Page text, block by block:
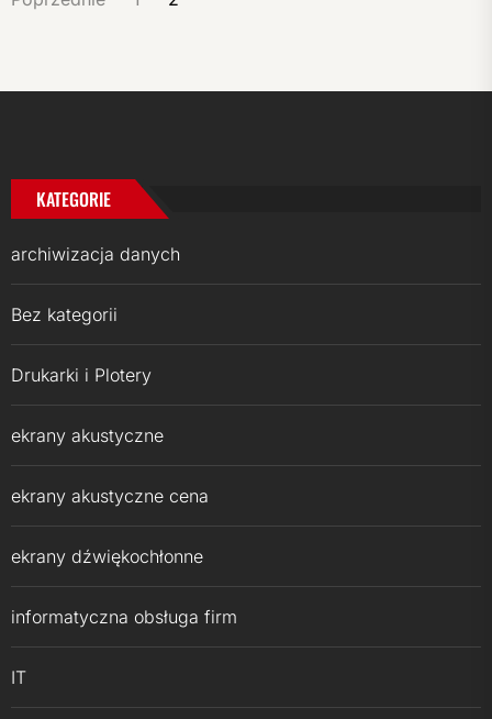
KATEGORIE
archiwizacja danych
Bez kategorii
Drukarki i Plotery
ekrany akustyczne
ekrany akustyczne cena
ekrany dźwiękochłonne
informatyczna obsługa firm
IT